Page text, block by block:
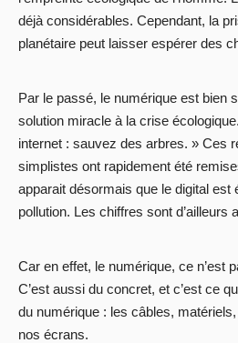
déjà considérables. Cependant, la
planétaire peut laisser espérer des
Par le passé, le numérique est bien
solution miracle à la crise
internet : sauvez des arbres. » Ces
simplistes ont rapidement été
apparait désormais que le digital est
pollution. Les chiffres sont d’ailleurs
Car en effet, le numérique, ce n’est
C’est aussi du concret, et c’est ce
du numérique : les câbles,
nos écrans.